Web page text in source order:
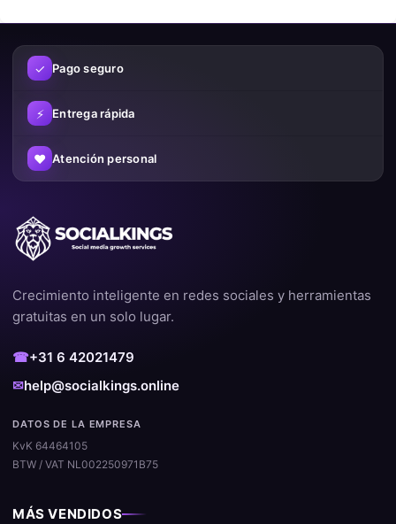
✓ Pago seguro
⚡ Entrega rápida
♥ Atención personal
Crecimiento inteligente en redes sociales y herramientas
gratuitas en un solo lugar.
☎+31 6 42021479
✉help@socialkings.online
DATOS DE LA EMPRESA
KvK 64464105
BTW / VAT NL002250971B75
MÁS VENDIDOS